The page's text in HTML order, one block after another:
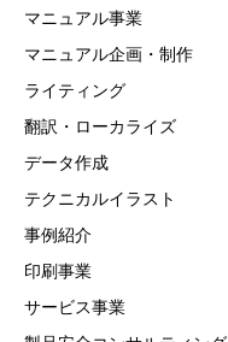
マニュアル事業
マニュアル企画・制作
ライティング
翻訳・ローカライズ
データ作成
テクニカルイラスト
事例紹介
印刷事業
サービス事業